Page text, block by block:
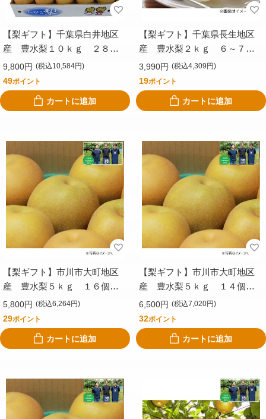
【梨ギフト】千葉県白井地区
産 豊水梨１０ｋｇ ２８個
入 ＣＳＨ１０－２８
9,800円 (税込10,584円)
49ポイント
カートに追加
【梨ギフト】千葉県長生地区
産 豊水梨２ｋｇ ６～７個
入 ＣＨＯＫ２Ｋ－６－７
3,990円 (税込4,309円)
19ポイント
カートに追加
【梨ギフト】市川市大町地区
産 豊水梨５ｋｇ １６個
入 ＣＩＨ５－１６
5,800円 (税込6,264円)
29ポイント
カートに追加
【梨ギフト】市川市大町地区
産 豊水梨５ｋｇ １４個
入 ＣＩＨ５－１４
6,500円 (税込7,020円)
32ポイント
カートに追加